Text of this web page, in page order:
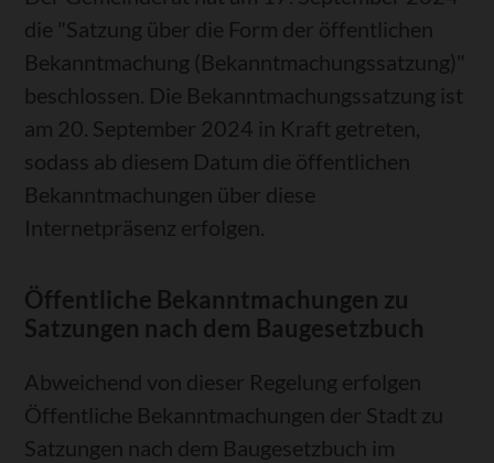
die "Satzung über die Form der öffentlichen
Bekanntmachung (Bekanntmachungssatzung)"
beschlossen. Die Bekanntmachungssatzung ist
am 20. September 2024 in Kraft getreten,
sodass ab diesem Datum die öffentlichen
Bekanntmachungen über diese
Internetpräsenz erfolgen.
Öffentliche Bekanntmachungen zu
Satzungen nach dem Baugesetzbuch
Abweichend von dieser Regelung erfolgen
Öffentliche Bekanntmachungen der Stadt zu
Satzungen nach dem Baugesetzbuch im